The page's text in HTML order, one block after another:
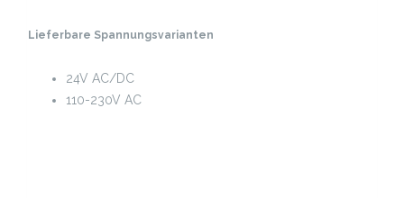
Lieferbare Spannungsvarianten
24V AC/DC
110-230V AC